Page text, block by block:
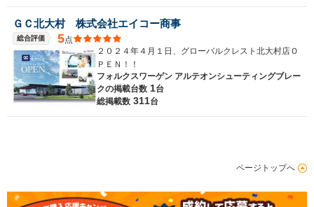
ＧＣ北大村 株式会社エイコー商事
総合評価 5点
２０２４年４月１日、グローバルクレスト北大村店Ｏ
ＰＥＮ！！
フォルクスワーゲン アルテオンシューティングブレー
クの掲載台数 1台
総掲載数 311台
ページトップへ